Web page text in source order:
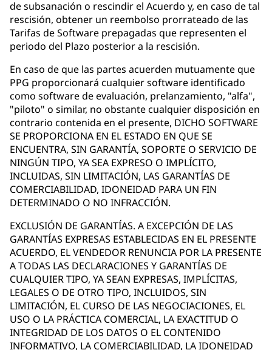
de subsanación o rescindir el Acuerdo y, en caso de tal
rescisión, obtener un reembolso prorrateado de las
Tarifas de Software prepagadas que representen el
periodo del Plazo posterior a la rescisión.
En caso de que las partes acuerden mutuamente que
PPG proporcionará cualquier software identificado
como software de evaluación, prelanzamiento, "alfa",
"piloto" o similar, no obstante cualquier disposición en
contrario contenida en el presente, DICHO SOFTWARE
SE PROPORCIONA EN EL ESTADO EN QUE SE
ENCUENTRA, SIN GARANTÍA, SOPORTE O SERVICIO DE
NINGÚN TIPO, YA SEA EXPRESO O IMPLÍCITO,
INCLUIDAS, SIN LIMITACIÓN, LAS GARANTÍAS DE
COMERCIABILIDAD, IDONEIDAD PARA UN FIN
DETERMINADO O NO INFRACCIÓN.
EXCLUSIÓN DE GARANTÍAS. A EXCEPCIÓN DE LAS
GARANTÍAS EXPRESAS ESTABLECIDAS EN EL PRESENTE
ACUERDO, EL VENDEDOR RENUNCIA POR LA PRESENTE
A TODAS LAS DECLARACIONES Y GARANTÍAS DE
CUALQUIER TIPO, YA SEAN EXPRESAS, IMPLÍCITAS,
LEGALES O DE OTRO TIPO, INCLUIDOS, SIN
LIMITACIÓN, EL CURSO DE LAS NEGOCIACIONES, EL
USO O LA PRÁCTICA COMERCIAL, LA EXACTITUD O
INTEGRIDAD DE LOS DATOS O EL CONTENIDO
INFORMATIVO, LA COMERCIABILIDAD, LA IDONEIDAD